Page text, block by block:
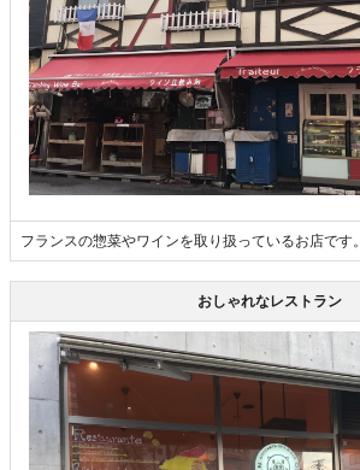
フランスの惣菜やワインを取り扱っているお店です。
おしゃれなレストラン